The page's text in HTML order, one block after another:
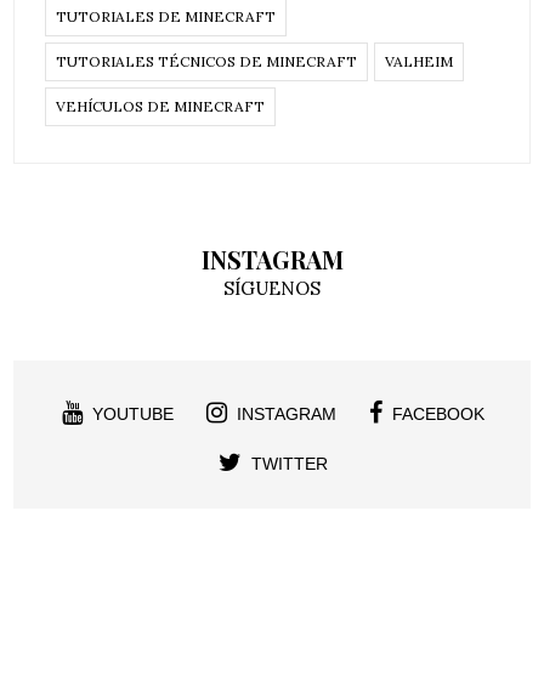
TUTORIALES DE MINECRAFT
TUTORIALES TÉCNICOS DE MINECRAFT VALHEIM
VEHÍCULOS DE MINECRAFT
INSTAGRAM
SÍGUENOS
YOUTUBE INSTAGRAM FACEBOOK
TWITTER